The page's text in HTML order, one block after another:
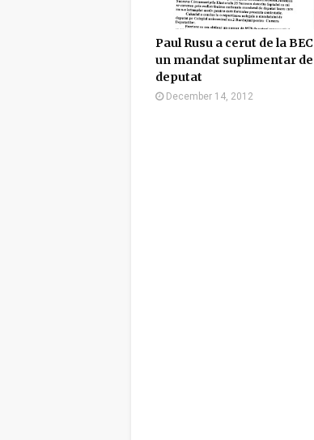
Paul Rusu a cerut de la BEC
un mandat suplimentar de
deputat
December 14, 2012